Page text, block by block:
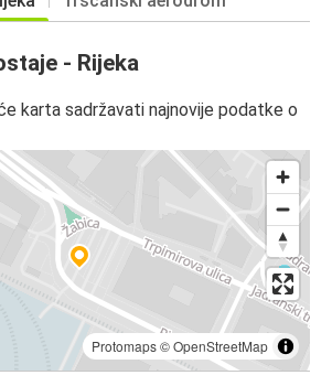
- Rijeka
karta sadržavati najnovije podatke o
Protomaps©OpenStreetMap